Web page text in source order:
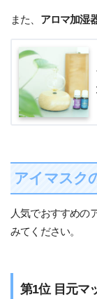
また、 アロマ加湿
アイマスク
人気でおすすめの
みてください。
第1位 目元マ